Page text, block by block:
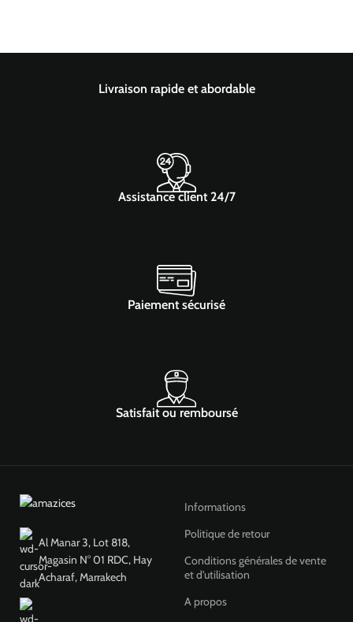
Livraison rapide et abordable
Assistance client 24/7
Paiement sécurisé
Satisfait ou remboursé
Al Manar 3, Lot 818,
Magasin N° 01 RDC, Hay
Acharaf, Marrakech
Informations
Politique de retour
Conditions générales de vente
et d'utilisation
A propos